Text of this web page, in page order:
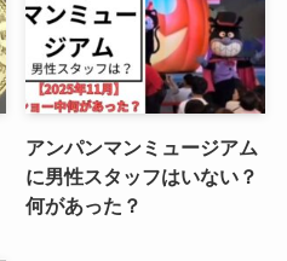
アンパンマンミュージアム
に男性スタッフはいない？
何があった？